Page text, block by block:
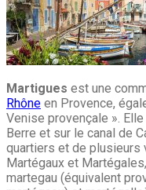
Martigues est une
Rhône en Provence,
Venise provençale ».
Berre et sur le canal de
quartiers et de plusieurs
Martégaux et
martegau (équivalent